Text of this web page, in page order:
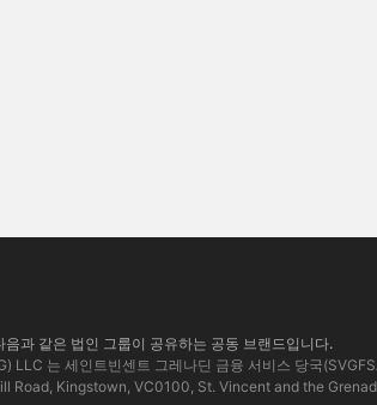
과 같은 법인 그룹이 공유하는 공동 브랜드입니다.
LLC 는 세인트빈센트 그레나딘 금융 서비스 당국
Road, Kingstown, VC0100, St. Vincent and the